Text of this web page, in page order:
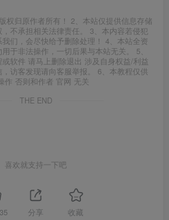
权归原作者所有！ 2、本站仅提供信息存储
不承担相关法律责任。 3、本内容若侵犯
们，会尽快给予删除处理！ 4、本站全资
于非法操作，一切后果与本站无关。 5、
软件 请马上删除退出 涉及自身权益/利益
访客发现请向客服举报。 6、本教程仅供
作 否则和作者 官网 无关
THE END
喜欢就支持一下吧
35 分享 收藏